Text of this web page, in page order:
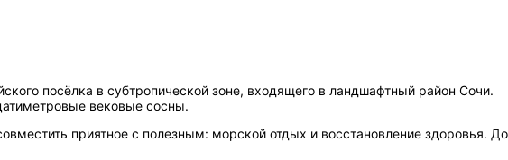
посёлка в субтропической зоне, входящего в ландшафтный район Сочи.
вековые сосны.
приятное с полезным: морской отдых и восстановление здоровья. До